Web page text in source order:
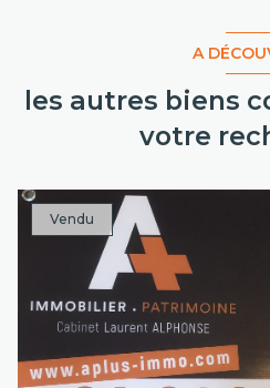
A
les autres biens
votre
Vendu